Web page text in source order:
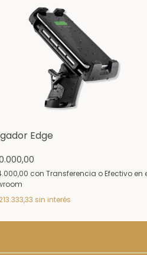
Edge
con Transferencia o Efectivo en
sin interés